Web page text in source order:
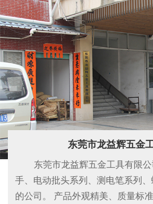
东莞市龙益辉五金
东莞市龙益辉五金工具有限公
手、电动批头系列、测电笔系列、
的公司。 产品外观精美、质量标
和开发经验,技术力量成熟、生产
进，东莞市龙益辉五金工具有限公
求满足...
了解更多
厂